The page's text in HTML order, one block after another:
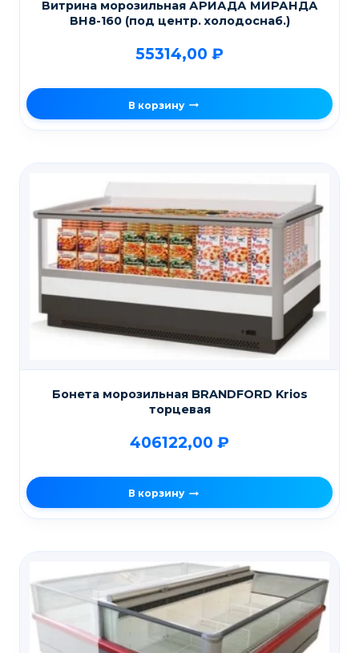
Витрина морозильная АРИАДА МИРАНДА
ВН8-160 (под центр. холодоснаб.)
55314,00 ₽
В корзину
Бонета морозильная BRANDFORD Krios
торцевая
406122,00 ₽
В корзину